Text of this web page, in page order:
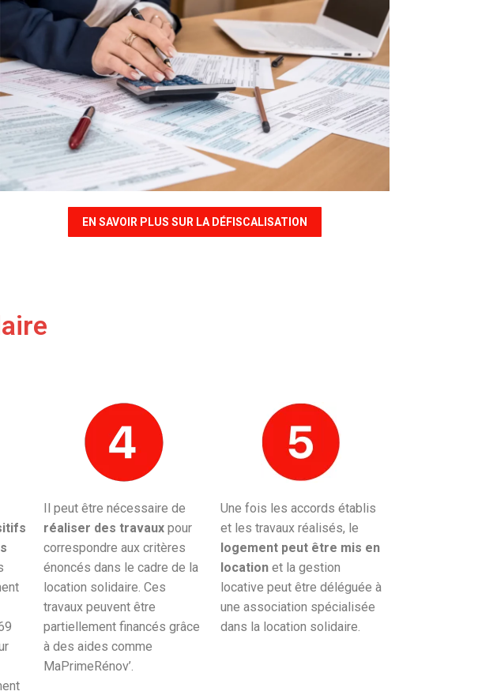
EN SAVOIR PLUS SUR LA DÉFISCALISATION
Il peut être nécessaire de
réaliser des travaux pour
correspondre aux critères
énoncés dans le cadre de la
location solidaire. Ces
travaux peuvent être
partiellement financés grâce
à des aides comme
MaPrimeRénov’.
Une fois les accords établis
et les travaux réalisés, le
logement peut être mis en
location et la gestion
locative peut être déléguée à
une association spécialisée
dans la location solidaire.